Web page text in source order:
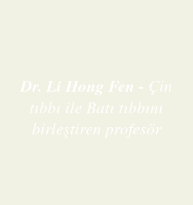
Dr. Li Hong Fen - Çin
tıbbı ile Batı tıbbını
birleştiren profesör